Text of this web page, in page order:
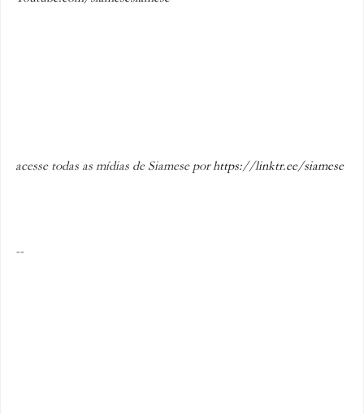
acesse todas as mídias de Siamese por https://linktr.ee/siamese
--